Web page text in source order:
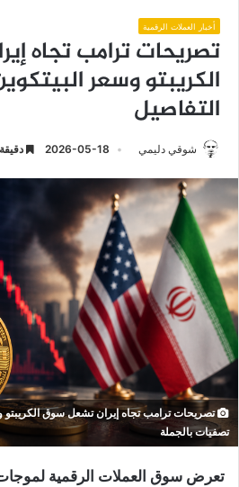
أخبار العملات الرقمية
تصريحات ترامب تجاه
الكريبتو وسعر
التفاصيل
شوقي دليمي 2026-05-18
تصريحات ترامب تجاه إيران تشعل سوق الكريبتو
تصفيات بالجملة
تعرض سوق العملات الرقمية